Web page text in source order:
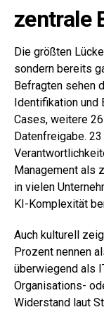
zentrale
Die größten
sondern bereits
Befragten sehen
Identifikation und
Cases, weitere
Datenfreigabe.
Management als
in vielen
KI-Komplexität
Auch kulturell
Prozent nennen
überwiegend als
Organisations-
Widerstand laut